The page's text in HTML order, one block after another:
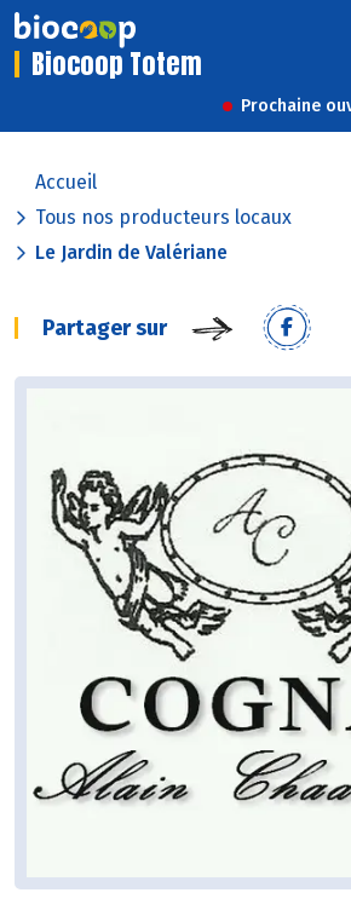
Biocoop Totem
Prochaine
Accueil
Tous nos producteurs locaux
Le Jardin de Valériane
Partager sur